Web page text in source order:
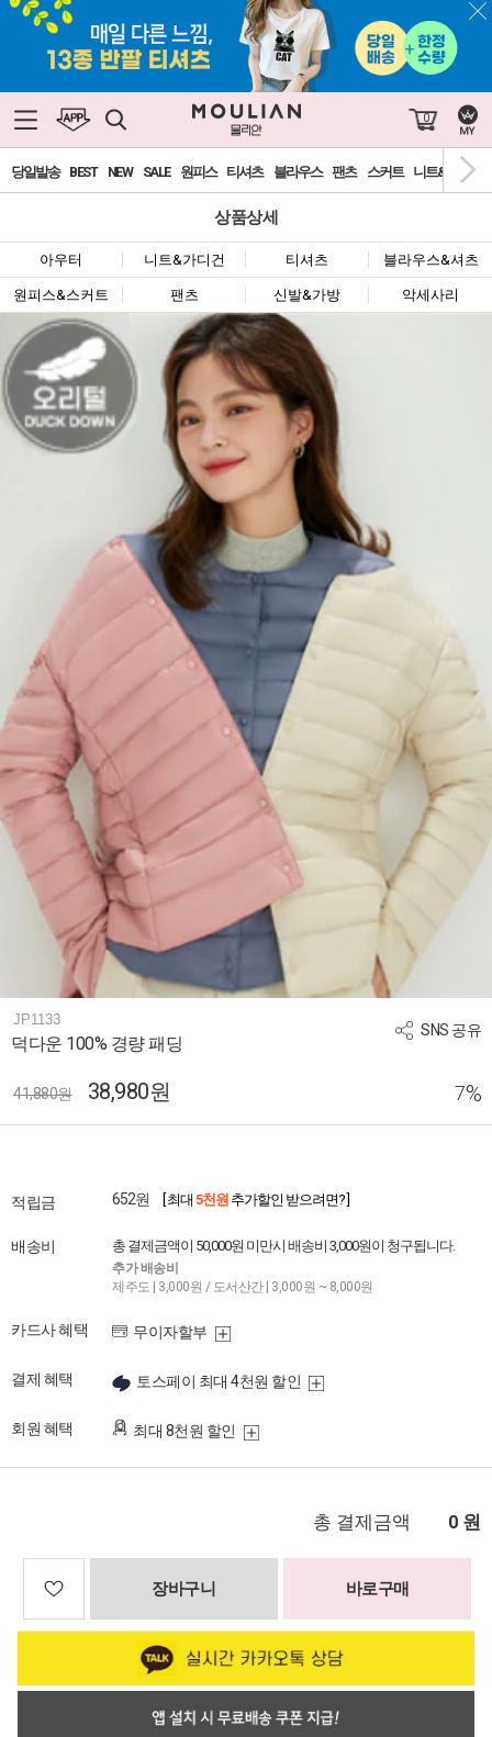
0
당일발송 BEST NEW SALE 원피스 티셔츠 블라우스 팬츠 스커트 니트&가디건
상품상세
아우터 니트&가디건 티셔츠 블라우스&셔츠
원피스&스커트 팬츠 신발&가방 악세사리
SNS 공유
JP1133
덕다운 100% 경량 패딩
41,880원 38,980원 7%
적립금 652원 [ 최대 5천원 추가할인 받으려면? ]
배송비 총 결제금액이 50,000원 미만시 배송비 3,000원이 청구됩니다.
추가 배송비
제주도 | 3,000원 / 도서산간 | 3,000원 ~ 8,000원
카드사 혜택 무이자할부
결제 혜택 토스페이 최대 4천원 할인
회원 혜택 최대 8천원 할인
총 결제금액 0 원
장바구니 바로구매